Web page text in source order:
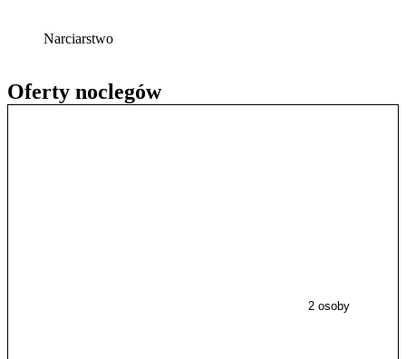
Oferty noclegów
2 osoby
Narciarstwo